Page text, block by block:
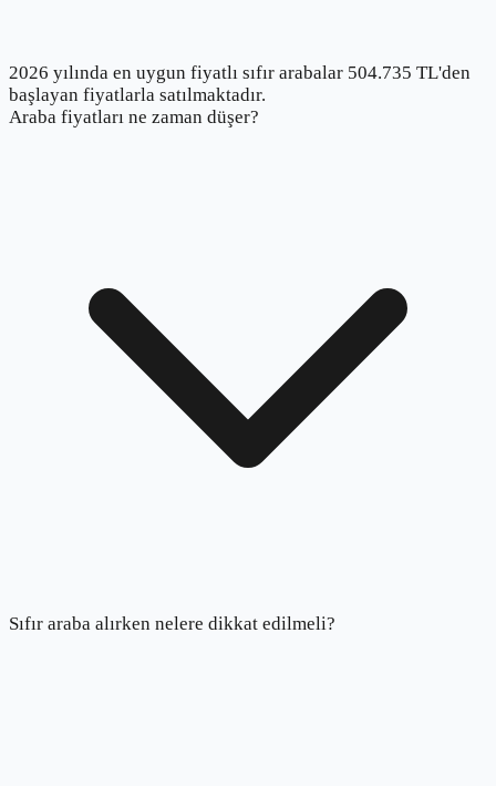
2026 yılında en uygun fiyatlı sıfır arabalar 504.735 TL'den
başlayan fiyatlarla satılmaktadır.
Araba fiyatları ne zaman düşer?
Sıfır araba alırken nelere dikkat edilmeli?